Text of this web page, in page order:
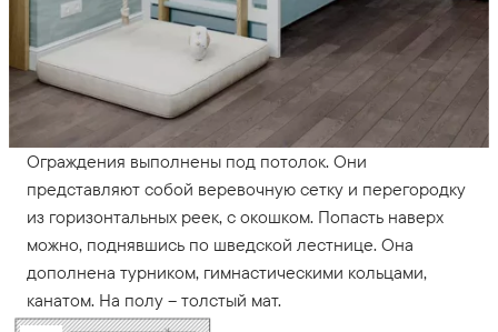
Ограждения выполнены под потолок. Они
представляют собой веревочную сетку и перегородку
из горизонтальных реек, с окошком. Попасть наверх
можно, поднявшись по шведской лестнице. Она
дополнена турником, гимнастическими кольцами,
канатом. На полу – толстый мат.